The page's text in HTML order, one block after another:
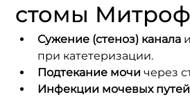
стомы
Сужение (стеноз) канала
при катетеризации.
Подтекание мочи через
Инфекции мочевых путей